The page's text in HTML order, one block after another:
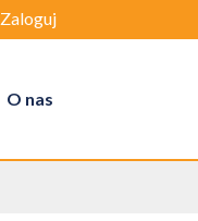
Zaloguj
O nas